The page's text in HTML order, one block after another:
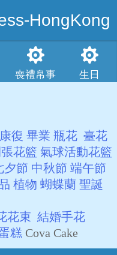
HongKong
喪禮帛事 生日
復 畢業 瓶花 臺花
花籃 氣球活動花籃
夕節 中秋節 端午節
植物 蝴蝶蘭 聖誕
花束 結婚手花
糕 Cova Cake